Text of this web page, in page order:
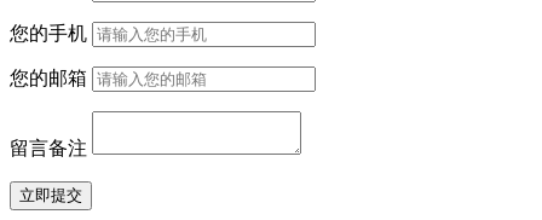
您的手机
您的邮箱
留言备注
立即提交